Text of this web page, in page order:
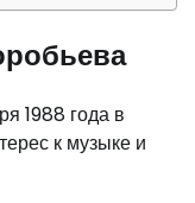
1988 года в
к музыке и